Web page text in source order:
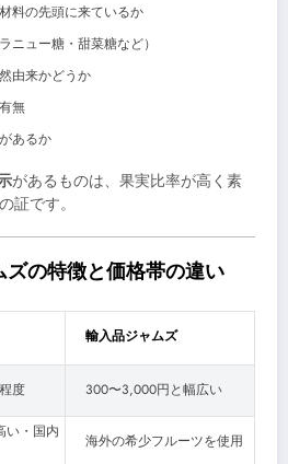
料の先頭に来ているか
ニュー糖・甜菜糖など）
由来かどうか
無
あるか
があるものは、果実比率が高く素
証です。
の特徴と価格帯の違い
輸入品ジャムズ
度 300〜3,000円と幅広い
い・国内
海外の希少フルーツを使用